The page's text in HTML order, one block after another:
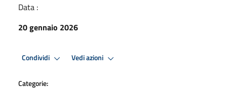
Data :
20 gennaio 2026
Condividi Vedi azioni
Categorie: